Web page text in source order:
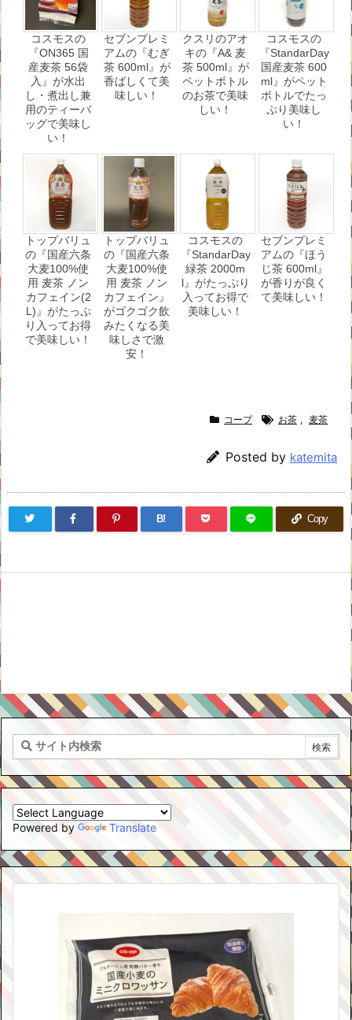
コスモスの
『ON365 国
産麦茶 56袋
入』が水出
し・煮出し兼
用のティーバ
ッグで美味し
い！
セブンプレミ
アムの『むぎ
茶 600ml』が
香ばしくて美
味しい！
クスリのアオ
キの『A& 麦
茶 500ml』が
ペットボトル
のお茶で美味
しい！
コスモスの
『StandarDay
国産麦茶 600
ml』がペット
ボトルでたっ
ぷり美味し
い！
トップバリュ
の『国産六条
大麦100%使
用 麦茶 ノン
カフェイン(2
L)』がたっぷ
り入ってお得
で美味しい！
トップバリュ
の『国産六条
大麦100%使
用 麦茶 ノン
カフェイン』
がゴクゴク飲
みたくなる美
味しさで激
安！
コスモスの
『StandarDay
緑茶 2000m
l』がたっぷり
入ってお得で
美味しい！
セブンプレミ
アムの『ほう
じ茶 600ml』
が香りが良く
て美味しい！
コープ お茶 , 麦茶
Posted by katemita
B! Copy
Powered by Translate